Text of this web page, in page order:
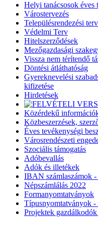
Helyi tanácsosok éves
Várostervezés
Településrendezési
Védelmi Terv
Hitelszerződések
Mezőgazdasági
Vissza nem térítendő
Döntési átláthatóság
Gyereknevelési
kifizetése
Hirdetések
Közérdekű
Közbeszerzések,
Éves tevékenységi
Városrendészeti
Szociális támogatás
Adóbevallás
Adók és illetékek
IBAN számlaszámok -
Népszámlálás 2022
Formanyomtatványok
Típusnyomtatványok -
Projektek gazdálkodók